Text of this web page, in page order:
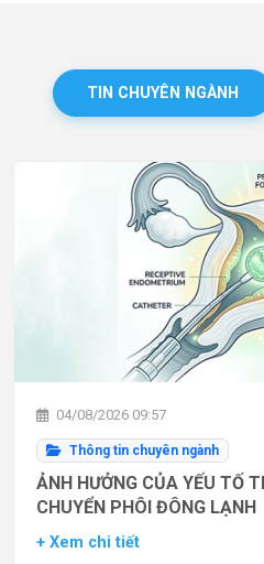
TIN CHUYÊN NGÀNH
04/08/2026 09:57
Thông tin chuyên ngành
ẢNH HƯỞNG CỦA YẾU TỐ
CHUYỂN PHÔI ĐÔNG LẠNH
+ Xem chi tiết